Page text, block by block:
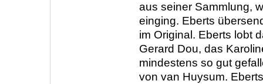
aus seiner Sammlung,
einging. Eberts
im Original. Eberts lobt
Gerard Dou, das
mindestens so gut
von van Huysum.